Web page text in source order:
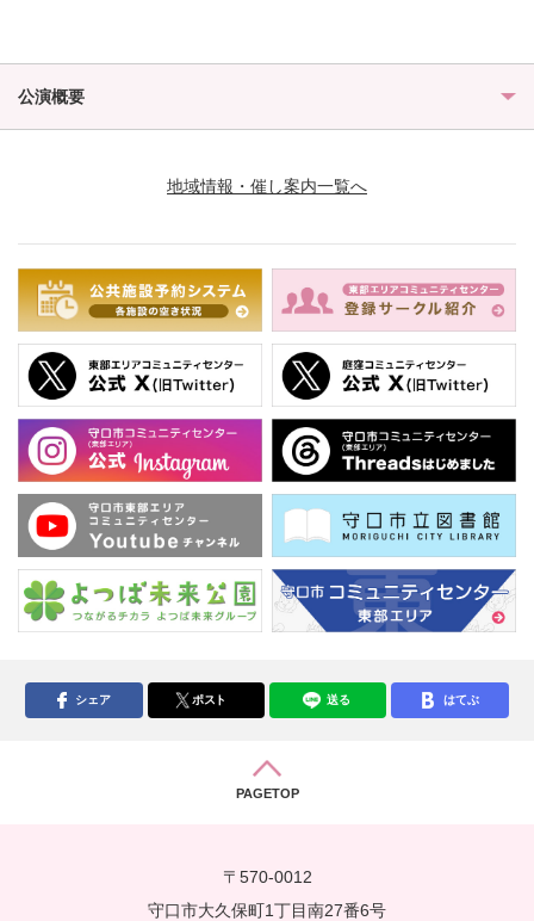
公演概要
地域情報・催し案内一覧へ
シェア ポスト 送る はてぶ
PAGETOP
〒570-0012
守口市大久保町1丁目南27番6号